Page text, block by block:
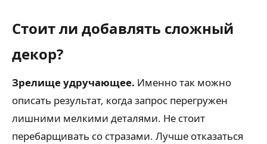
Стоит ли добавлять сложный
декор?
Зрелище удручающее. Именно так можно
описать результат, когда запрос перегружен
лишними мелкими деталями. Не стоит
перебарщивать со стразами. Лучше отказаться